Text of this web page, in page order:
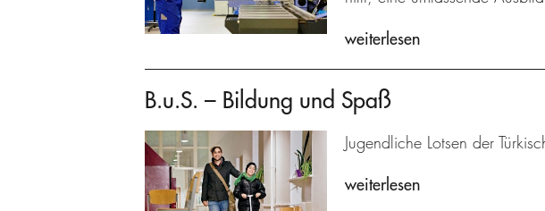
weiterlesen
B.u.S. – Bildung und Spaß
Jugendliche Lotsen der
weiterlesen